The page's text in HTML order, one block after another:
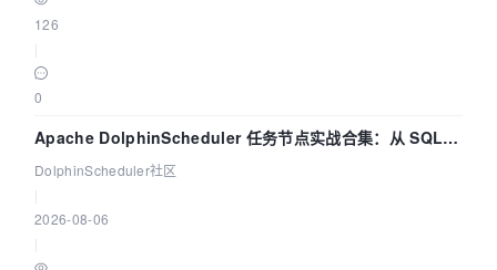
126
0
Apache DolphinScheduler 任务节点实战合集：从 SQL、
DataX 到 Spark、Flink 一次配置全打通
DolphinScheduler社区
2026-08-06